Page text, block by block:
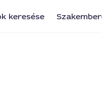
keresése